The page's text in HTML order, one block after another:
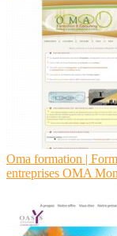
Oma formation |
entreprises OMA